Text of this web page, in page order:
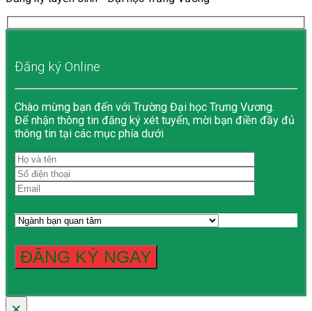
Đăng ký Online
Chào mừng bạn đến với Trường Đại học Trưng Vương.
Để nhận thông tin đăng ký xét tuyển, mời bạn điền đầy đủ
thông tin tại các mục phía dưới